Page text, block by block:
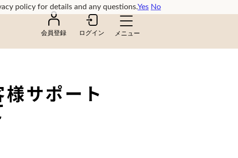
会員登録 ログイン
サポート
policy for details and any questions.Yes No